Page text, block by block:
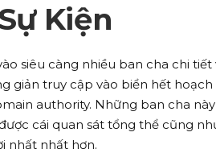
Kiện
siêu càng nhiều ban cha chi tiết
giản truy cập vào biển hết hoạch
authority. Những ban cha
cái quan sát tổng thể cũng
nhất nhất hơn.